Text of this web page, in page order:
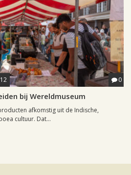
0
bij Wereldmuseum
afkomstig uit de Indische,
cultuur. Dat...